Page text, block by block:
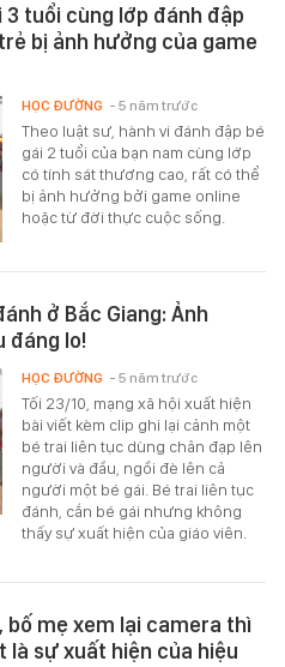
tuổi cùng lớp đánh đập
bị ảnh hưởng của game
Theo luật sư, hành vi đánh đập bé
gái 2 tuổi của bạn nam cùng lớp
có tính sát thương cao, rất có thể
bị ảnh hưởng bởi game online
hoặc từ đời thực cuộc sống.
HỌC ĐƯỜNG - 5 năm trước
ở Bắc Giang: Ảnh
đáng lo!
Tối 23/10, mạng xã hội xuất hiện
bài viết kèm clip ghi lại cảnh một
bé trai liên tục dùng chân đạp lên
người và đầu, ngồi đè lên cả
người một bé gái. Bé trai liên tục
đánh, cắn bé gái nhưng không
thấy sự xuất hiện của giáo viên.
HỌC ĐƯỜNG - 5 năm trước
bố mẹ xem lại camera thì
là sự xuất hiện của hiệu